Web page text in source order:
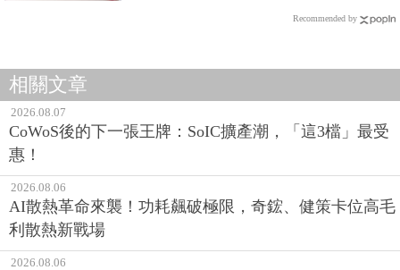
Recommended by
相關文章
2026.08.07
CoWoS後的下一張王牌：SoIC擴產潮，「這3檔」最受
惠！
2026.08.06
AI散熱革命來襲！功耗飆破極限，奇鋐、健策卡位高毛
利散熱新戰場
2026.08.06